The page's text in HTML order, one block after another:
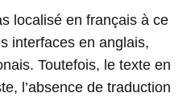
localisé en français à ce
interfaces en anglais,
Toutefois, le texte en
l’absence de traduction